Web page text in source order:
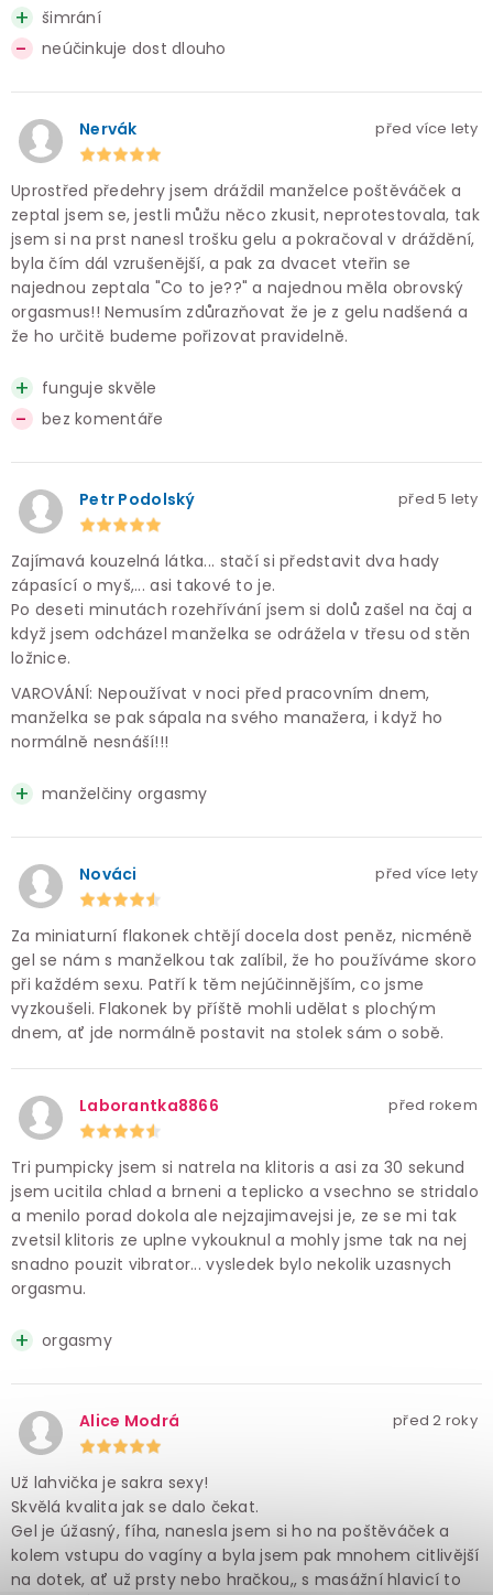
šimrání
neúčinkuje dost dlouho
Nervák před více lety
Uprostřed předehry jsem dráždil manželce poštěváček a
zeptal jsem se, jestli můžu něco zkusit, neprotestovala, tak
jsem si na prst nanesl trošku gelu a pokračoval v dráždění,
byla čím dál vzrušenější, a pak za dvacet vteřin se
najednou zeptala "Co to je??" a najednou měla obrovský
orgasmus!! Nemusím zdůrazňovat že je z gelu nadšená a
že ho určitě budeme pořizovat pravidelně.
funguje skvěle
bez komentáře
Petr Podolský před 5 lety
Zajímavá kouzelná látka... stačí si představit dva hady
zápasící o myš,... asi takové to je.
Po deseti minutách rozehřívání jsem si dolů zašel na čaj a
když jsem odcházel manželka se odrážela v třesu od stěn
ložnice.
VAROVÁNÍ: Nepoužívat v noci před pracovním dnem,
manželka se pak sápala na svého manažera, i když ho
normálně nesnáší!!!
manželčiny orgasmy
Nováci před více lety
Za miniaturní flakonek chtějí docela dost peněz, nicméně
gel se nám s manželkou tak zalíbil, že ho používáme skoro
při každém sexu. Patří k těm nejúčinnějším, co jsme
vyzkoušeli. Flakonek by příště mohli udělat s plochým
dnem, ať jde normálně postavit na stolek sám o sobě.
Laborantka8866 před rokem
Tri pumpicky jsem si natrela na klitoris a asi za 30 sekund
jsem ucitila chlad a brneni a teplicko a vsechno se stridalo
a menilo porad dokola ale nejzajimavejsi je, ze se mi tak
zvetsil klitoris ze uplne vykouknul a mohly jsme tak na nej
snadno pouzit vibrator... vysledek bylo nekolik uzasnych
orgasmu.
orgasmy
Alice Modrá před 2 roky
Už lahvička je sakra sexy!
Skvělá kvalita jak se dalo čekat.
Gel je úžasný, fíha, nanesla jsem si ho na poštěváček a
kolem vstupu do vagíny a byla jsem pak mnohem citlivější
na dotek, ať už prsty nebo hračkou,, s masážní hlavicí to